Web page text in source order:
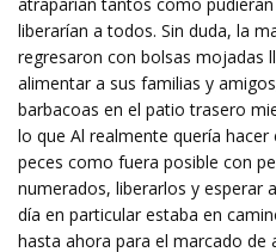
liberarían a todos. Sin duda, la
regresaron con bolsas mojadas
alimentar a sus familias y
barbacoas en el patio trasero
lo que Al realmente quería
peces como fuera posible con
numerados, liberarlos y esperar
día en particular estaba en
hasta ahora para el marcado de